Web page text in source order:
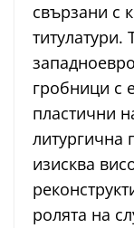
свързани с
титулатури.
гробници с
пластични
литургична
изисква
ролята на